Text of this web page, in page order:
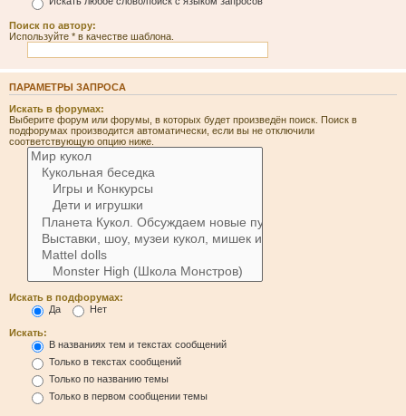
Поиск по автору:
Используйте * в качестве шаблона.
ПАРАМЕТРЫ ЗАПРОСА
Искать в форумах:
Выберите форум или форумы, в которых будет произведён поиск. Поиск в
подфорумах производится автоматически, если вы не отключили
соответствующую опцию ниже.
Искать в подфорумах:
Да
Нет
Искать:
В названиях тем и текстах сообщений
Только в текстах сообщений
Только по названию темы
Только в первом сообщении темы